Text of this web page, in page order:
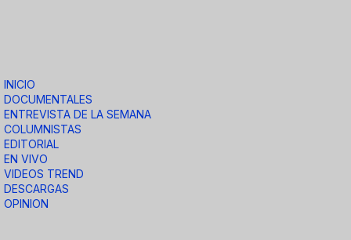
INICIO
DOCUMENTALES
ENTREVISTA DE LA SEMANA
COLUMNISTAS
EDITORIAL
EN VIVO
VIDEOS TREND
DESCARGAS
OPINION